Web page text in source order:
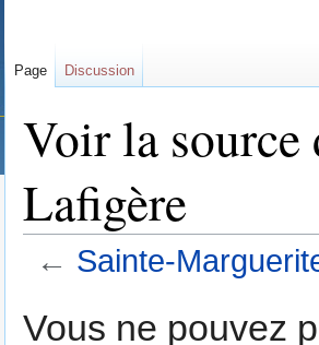
Voir la source
Lafigère
← Sainte-
Vous ne pouvez
Page Discussion